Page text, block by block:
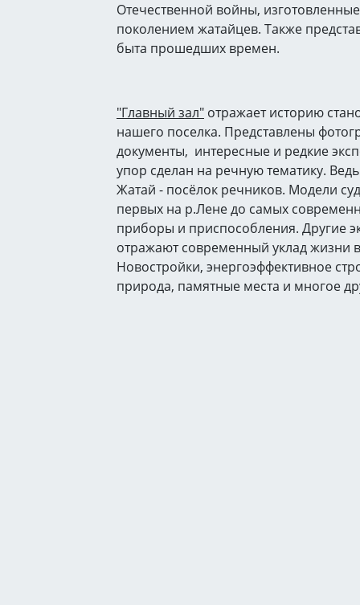
Отечественной войны,
поколением жатайцев. Также
быта прошедших времен.
"Главный зал" отражает историю
нашего поселка. Представлены
документы, интересные и редкие
упор сделан на речную тематику.
Жатай - посёлок речников. Модели
первых на р.Лене до самых
приборы и приспособления. Другие
отражают современный уклад жизни
Новостройки, энергоэффективное
природа, памятные места и многое